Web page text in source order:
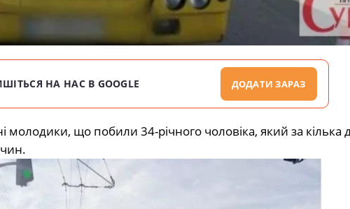
НА НАС В GOOGLE ДОДАТИ ЗАРАЗ
що побили 34-річного чоловіка, який за кілька